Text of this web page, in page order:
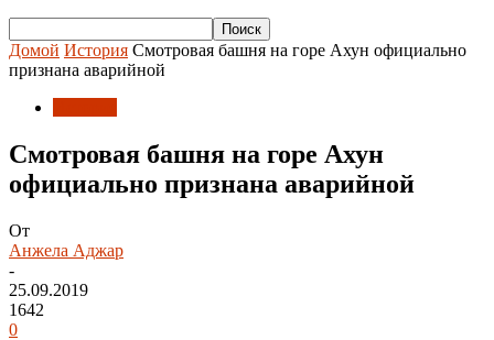
Домой История Смотровая башня на горе Ахун официально
признана аварийной
Смотровая башня на горе Ахун
официально признана аварийной
От
Анжела Аджар
-
25.09.2019
1642
0